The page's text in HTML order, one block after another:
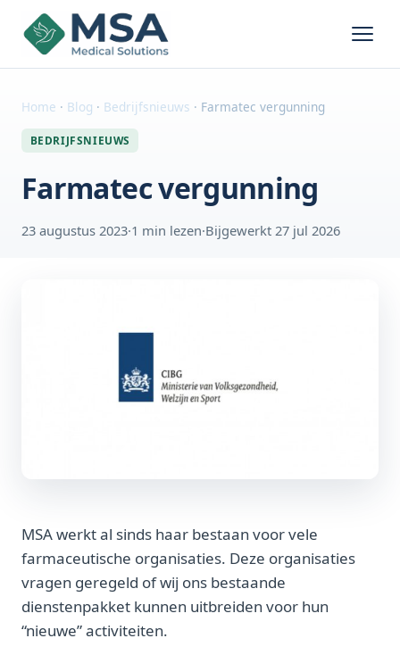
Home · Blog · Bedrijfsnieuws · Farmatec vergunning
BEDRIJFSNIEUWS
Farmatec vergunning
23 augustus 2023·1 min lezen·Bijgewerkt 27 jul 2026
MSA werkt al sinds haar bestaan voor vele
farmaceutische organisaties. Deze organisaties
vragen geregeld of wij ons bestaande
dienstenpakket kunnen uitbreiden voor hun
“nieuwe” activiteiten.